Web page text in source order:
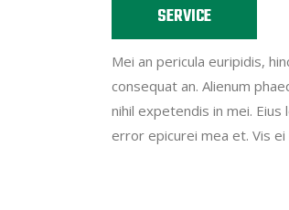
SERVICE
Mei an pericula euripidis,
consequat an. Alienum
nihil expetendis in mei.
error epicurei mea et. Vis